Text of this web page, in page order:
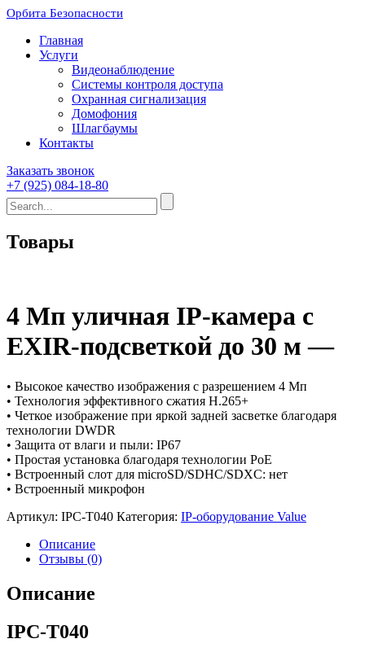
Орбита Безопасности
Главная
Услуги
Видеонаблюдение
Системы контроля доступа
Охранная сигнализация
Домофония
Шлагбаумы
Контакты
Заказать звонок
+7 (925) 084-18-80
Товары
4 Мп уличная IP-камера с
EXIR-подсветкой до 30 м —
• Высокое качество изображения с разрешением 4 Мп
• Технология эффективного сжатия H.265+
• Четкое изображение при яркой задней засветке благодаря
технологии DWDR
• Защита от влаги и пыли: IP67
• Простая установка благодаря технологии PoE
• Встроенный слот для microSD/SDHC/SDXC: нет
• Встроенный микрофон
Артикул: IPC-T040 Категория: IP-оборудование Value
Описание
Отзывы (0)
Описание
IPC-T040